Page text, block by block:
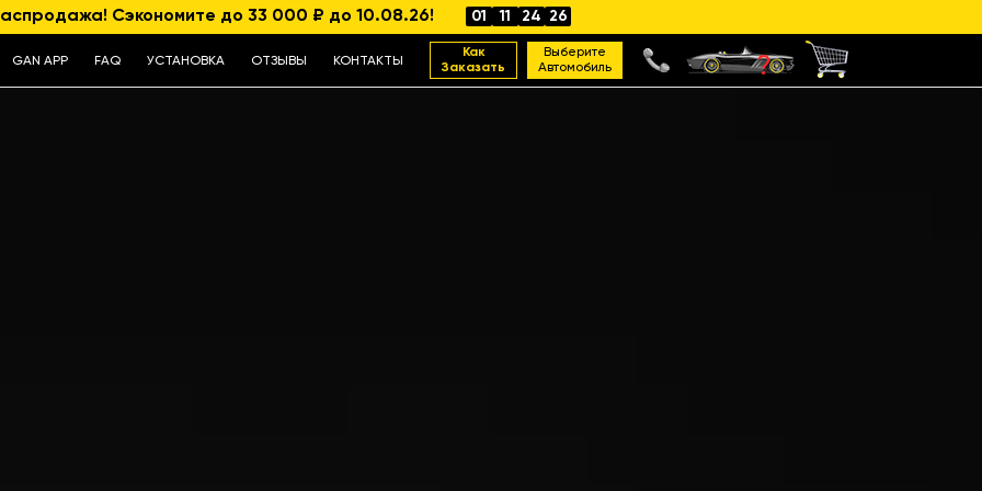
Сэкономите до 33 000 ₽ до 10.08.26! 01 11 24 25
GAN APP FAQ УСТАНОВКА ОТЗЫВЫ КОНТАКТЫ
Как
Заказать
Выберите
Автомобиль